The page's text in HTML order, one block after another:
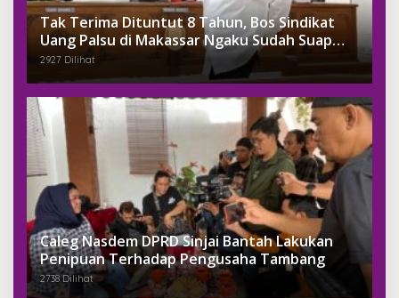
Tak Terima Dituntut 8 Tahun, Bos Sindikat
Uang Palsu di Makassar Ngaku Sudah Suap
Jaksa Dengan Miliaran
2927 Dilihat
Caleg Nasdem DPRD Sinjai Bantah Lakukan
Penipuan Terhadap Pengusaha Tambang
2738 Dilihat